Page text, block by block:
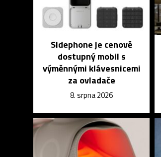
Sidephone je cenově
dostupný mobil s
výměnnými klávesnicemi
za ovladače
8. srpna 2026